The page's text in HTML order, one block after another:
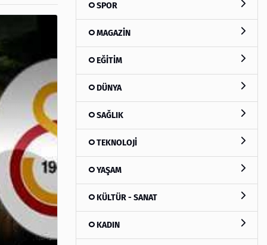
SPOR
MAGAZİN
EĞİTİM
DÜNYA
SAĞLIK
TEKNOLOJİ
YAŞAM
KÜLTÜR - SANAT
KADIN